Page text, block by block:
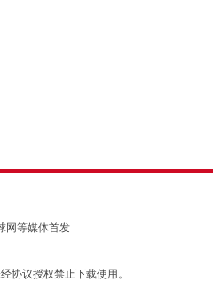
网等媒体首发
协议授权禁止下载使用。